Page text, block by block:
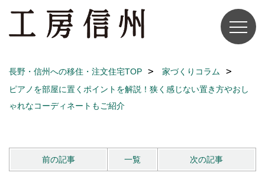
長野・信州への移住・注文住宅TOP
家づくりコラム
ピアノを部屋に置くポイントを解説！狭く感じない置き方やおし
ゃれなコーディネートもご紹介
前の記事 一覧 次の記事